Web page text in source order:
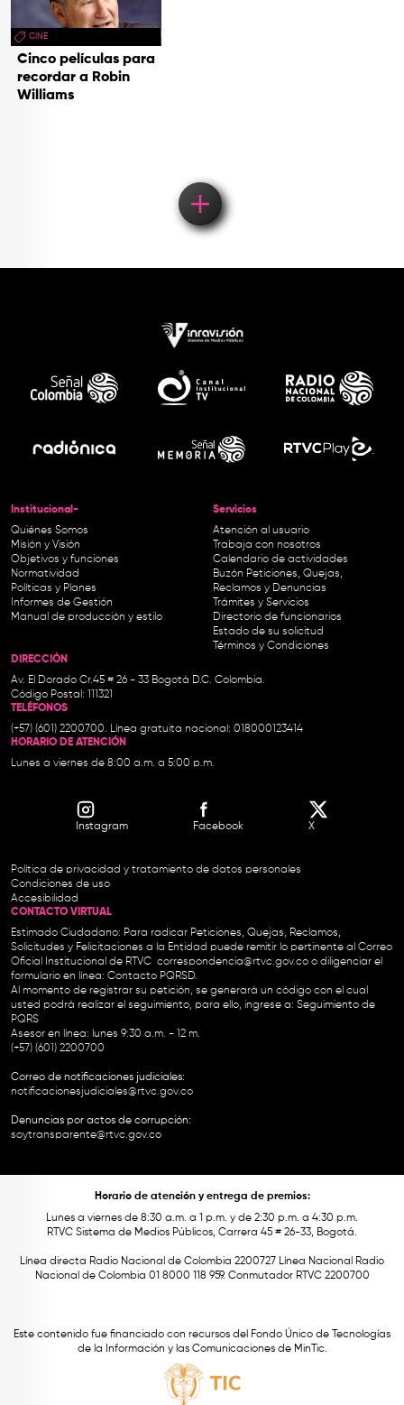
CINE
Cinco películas para
recordar a Robin
Williams
Institucional-
Quiénes Somos
Misión y Visión
Objetivos y funciones
Normatividad
Políticas y Planes
Informes de Gestión
Manual de producción y estilo
Servicios
Atención al usuario
Trabaja con nosotros
Calendario de actividades
Buzón Peticiones, Quejas,
Reclamos y Denuncias
Trámites y Servicios
Directorio de funcionarios
Estado de su solicitud
Términos y Condiciones
DIRECCIÓN
Av. El Dorado Cr.45 # 26 - 33 Bogotá D.C. Colombia.
Código Postal: 111321
TELÉFONOS
(+57) (601) 2200700. Línea gratuita nacional: 018000123414
HORARIO DE ATENCIÓN
Lunes a viernes de 8:00 a.m. a 5:00 p.m.
Instagram Facebook X
Política de privacidad y tratamiento de datos personales
Condiciones de uso
Accesibilidad
CONTACTO VIRTUAL
Estimado Ciudadano: Para radicar Peticiones, Quejas, Reclamos,
Solicitudes y Felicitaciones a la Entidad puede remitir lo pertinente al Correo
Oficial Institucional de RTVC correspondencia@rtvc.gov.co o diligenciar el
formulario en línea: Contacto PQRSD.
Al momento de registrar su petición, se generará un código con el cual
usted podrá realizar el seguimiento, para ello, ingrese a: Seguimiento de
PQRS
Asesor en línea: lunes 9:30 a.m. - 12 m.
(+57) (601) 2200700
Correo de notificaciones judiciales:
notificacionesjudiciales@rtvc.gov.co
Denuncias por actos de corrupción:
soytransparente@rtvc.gov.co
Horario de atención y entrega de premios:
Lunes a viernes de 8:30 a.m. a 1 p.m. y de 2:30 p.m. a 4:30 p.m.
RTVC Sistema de Medios Públicos, Carrera 45 # 26-33, Bogotá.
Línea directa Radio Nacional de Colombia 2200727 Línea Nacional Radio
Nacional de Colombia 01 8000 118 959. Conmutador RTVC 2200700
Este contenido fue financiado con recursos del Fondo Único de Tecnologías
de la Información y las Comunicaciones de MinTic.